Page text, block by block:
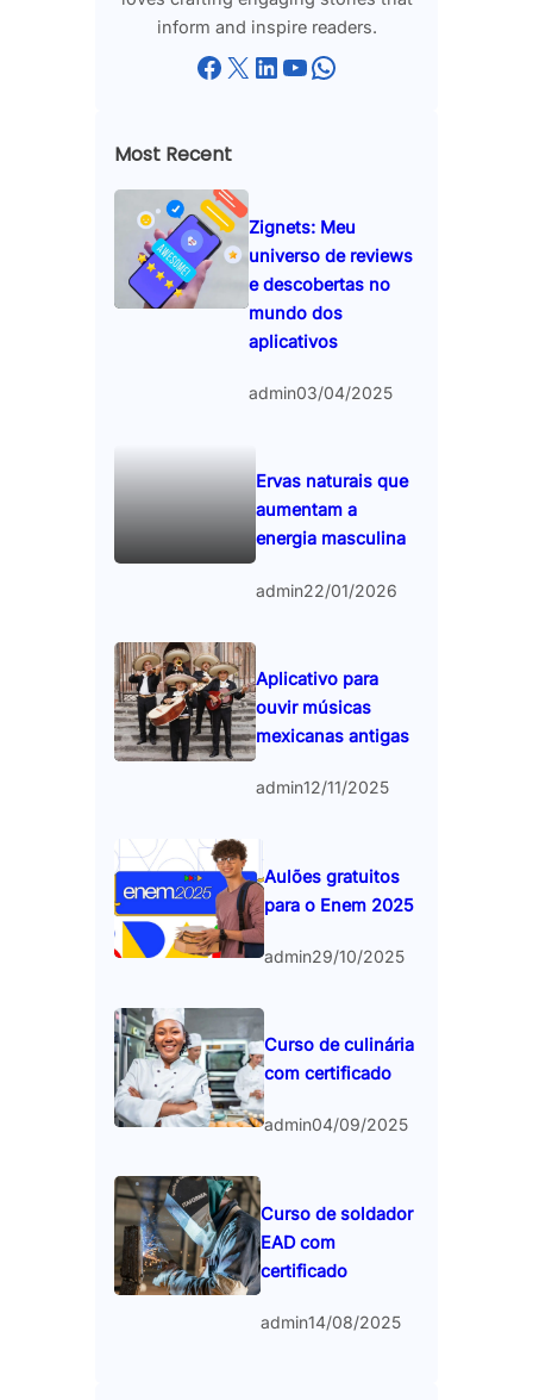
inform and inspire readers.
Facebook X LinkedIn YouTube WhatsApp
Most Recent
Zignets: Meu
universo de reviews
e descobertas no
mundo dos
aplicativos
admin03/04/2025
Ervas naturais que
aumentam a
energia masculina
admin22/01/2026
Aplicativo para
ouvir músicas
mexicanas antigas
admin12/11/2025
Aulões gratuitos
para o Enem 2025
admin29/10/2025
Curso de culinária
com certificado
admin04/09/2025
Curso de soldador
EAD com
certificado
admin14/08/2025